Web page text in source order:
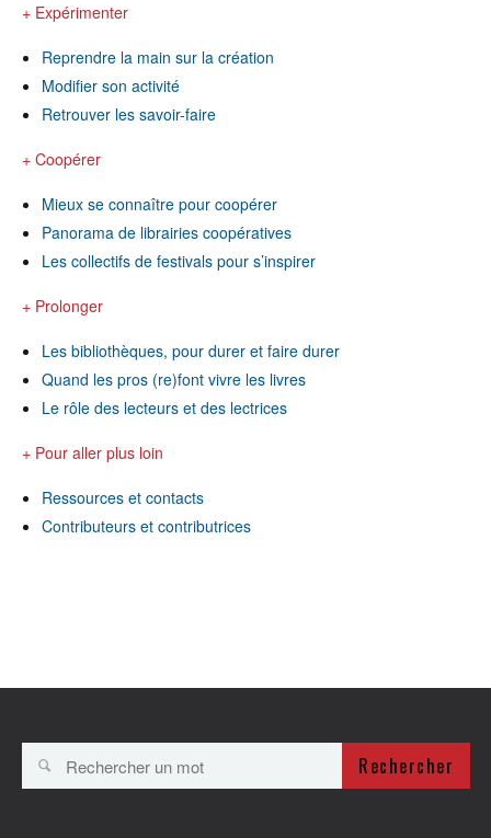
+ Expérimenter
Reprendre la main sur la création
Modifier son activité
Retrouver les savoir-faire
+ Coopérer
Mieux se connaître pour coopérer
Panorama de librairies coopératives
Les collectifs de festivals pour s’inspirer
+ Prolonger
Les bibliothèques, pour durer et faire durer
Quand les pros (re)font vivre les livres
Le rôle des lecteurs et des lectrices
+ Pour aller plus loin
Ressources et contacts
Contributeurs et contributrices
Rechercher